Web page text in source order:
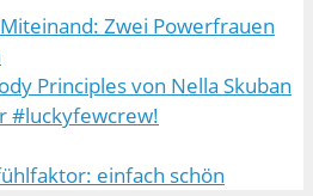
Zwei Powerfrauen
Principles von Nella Skuban
#luckyfewcrew!
einfach schön